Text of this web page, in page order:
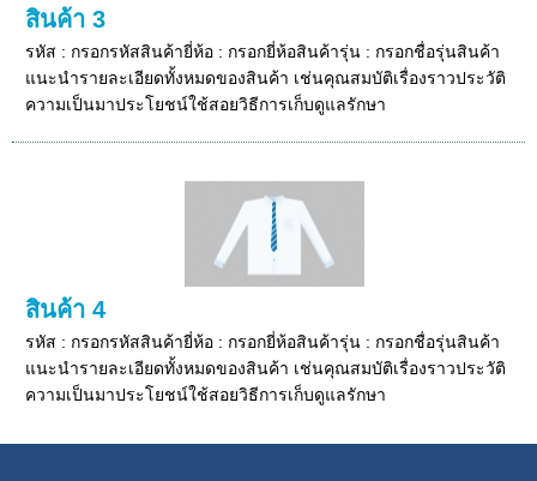
สินค้า 3
รหัส : กรอกรหัสสินค้ายี่ห้อ : กรอกยี่ห้อสินค้ารุ่น : กรอกชื่อรุ่นสินค้า
แนะนำรายละเอียดทั้งหมดของสินค้า เช่นคุณสมบัติเรื่องราวประวัติ
ความเป็นมาประโยชน์ใช้สอยวิธีการเก็บดูแลรักษา
สินค้า 4
รหัส : กรอกรหัสสินค้ายี่ห้อ : กรอกยี่ห้อสินค้ารุ่น : กรอกชื่อรุ่นสินค้า
แนะนำรายละเอียดทั้งหมดของสินค้า เช่นคุณสมบัติเรื่องราวประวัติ
ความเป็นมาประโยชน์ใช้สอยวิธีการเก็บดูแลรักษา